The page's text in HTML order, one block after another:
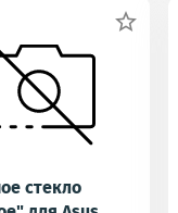

стекло